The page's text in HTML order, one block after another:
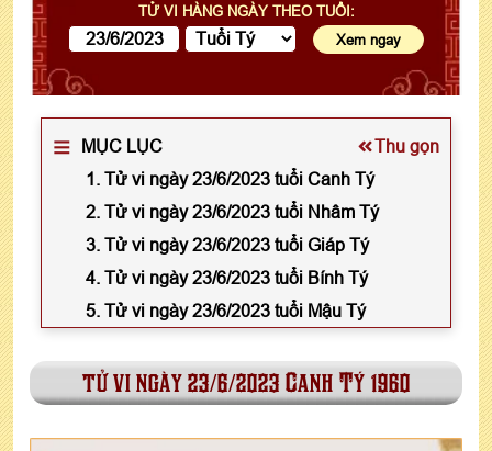
TỬ VI HÀNG NGÀY THEO TUỔI:
MỤC LỤC
Thu gọn
1. Tử vi ngày 23/6/2023 tuổi Canh Tý
2. Tử vi ngày 23/6/2023 tuổi Nhâm Tý
3. Tử vi ngày 23/6/2023 tuổi Giáp Tý
4. Tử vi ngày 23/6/2023 tuổi Bính Tý
5. Tử vi ngày 23/6/2023 tuổi Mậu Tý
tử vi ngày 23/6/2023 Canh Tý 1960